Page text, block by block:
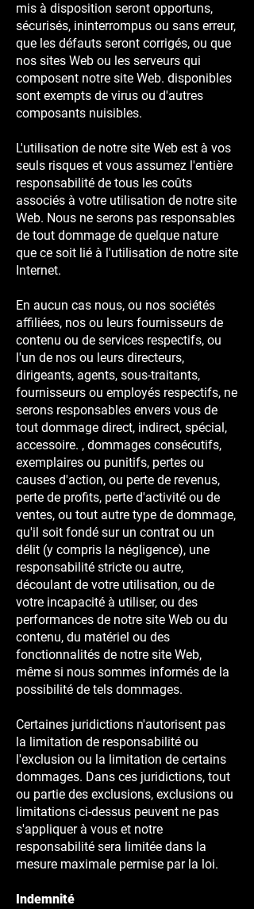
mis à disposition seront opportuns,
sécurisés, ininterrompus ou sans erreur,
que les défauts seront corrigés, ou que
nos sites Web ou les serveurs qui
composent notre site Web. disponibles
sont exempts de virus ou d'autres
composants nuisibles.
L'utilisation de notre site Web est à vos
seuls risques et vous assumez l'entière
responsabilité de tous les coûts
associés à votre utilisation de notre site
Web. Nous ne serons pas responsables
de tout dommage de quelque nature
que ce soit lié à l'utilisation de notre site
Internet.
En aucun cas nous, ou nos sociétés
affiliées, nos ou leurs fournisseurs de
contenu ou de services respectifs, ou
l'un de nos ou leurs directeurs,
dirigeants, agents, sous-traitants,
fournisseurs ou employés respectifs, ne
serons responsables envers vous de
tout dommage direct, indirect, spécial,
accessoire. , dommages consécutifs,
exemplaires ou punitifs, pertes ou
causes d'action, ou perte de revenus,
perte de profits, perte d'activité ou de
ventes, ou tout autre type de dommage,
qu'il soit fondé sur un contrat ou un
délit (y compris la négligence), une
responsabilité stricte ou autre,
découlant de votre utilisation, ou de
votre incapacité à utiliser, ou des
performances de notre site Web ou du
contenu, du matériel ou des
fonctionnalités de notre site Web,
même si nous sommes informés de la
possibilité de tels dommages.
Certaines juridictions n'autorisent pas
la limitation de responsabilité ou
l'exclusion ou la limitation de certains
dommages. Dans ces juridictions, tout
ou partie des exclusions, exclusions ou
limitations ci-dessus peuvent ne pas
s'appliquer à vous et notre
responsabilité sera limitée dans la
mesure maximale permise par la loi.
Indemnité